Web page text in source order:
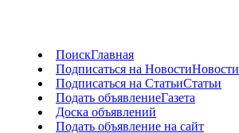
ПоискГлавная
Подписаться на НовостиНовости
Подписаться на СтатьиСтатьи
Подать объявлениеГазета
Доска объявлений
Подать объявление на сайт